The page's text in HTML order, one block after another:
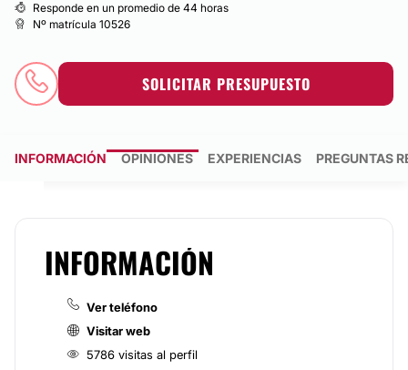
Responde en un promedio de 44 horas
Nº matrícula 10526
SOLICITAR PRESUPUESTO
INFORMACIÓN OPINIONES EXPERIENCIAS PREGUNTAS
INFORMACIÓN
Ver teléfono
Visitar web
5786 visitas al perfil